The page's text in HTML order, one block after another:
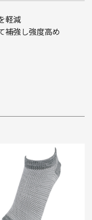
軽減
補強し強度高め